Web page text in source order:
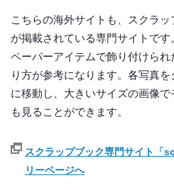
こちらの海外サイトも、スクラ
が掲載されている専門サイトです
ペーパーアイテムで飾り付けら
り方が参考になります。各写真
に移動し、大きいサイズの画像
も見ることができます。
スクラップブック専門サイト
リーページへ